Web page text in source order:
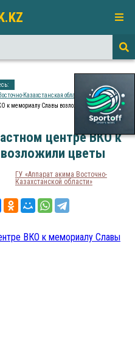
Казахстанская область
к мемориалу Славы возложили цветы
центре ВКО к
цветы
ГУ «Аппарат акима Восточно-
Казахстанской области»